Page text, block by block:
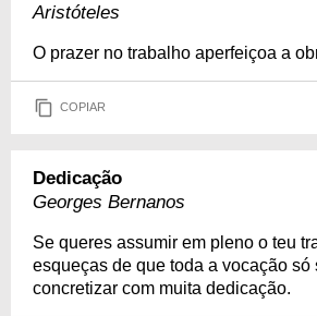
Aristóteles
O prazer no trabalho aperfeiçoa a
COPIAR
Dedicação
Georges Bernanos
Se queres assumir em pleno o teu
esqueças de que toda a vocação só
concretizar com muita dedicação.